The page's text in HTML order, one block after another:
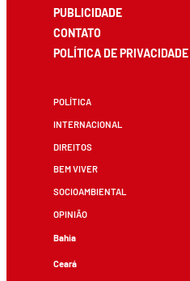
PUBLICIDADE
CONTATO
POLÍTICA DE PRIVACIDADE
POLÍTICA
INTERNACIONAL
DIREITOS
BEM VIVER
SOCIOAMBIENTAL
OPINIÃO
Bahia
Ceará